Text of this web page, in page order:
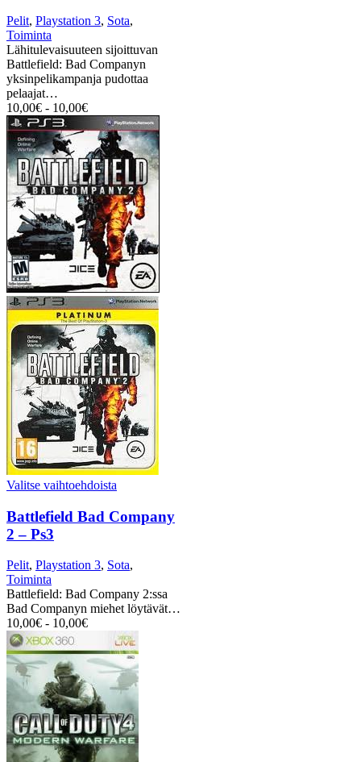
Pelit, Playstation 3, Sota,
Toiminta
Lähitulevaisuuteen sijoittuvan
Battlefield: Bad Companyn
yksinpelikampanja pudottaa
pelaajat…
10,00€ - 10,00€
Valitse vaihtoehdoista
Battlefield Bad Company
2 – Ps3
Pelit, Playstation 3, Sota,
Toiminta
Battlefield: Bad Company 2:ssa
Bad Companyn miehet löytävät…
10,00€ - 10,00€